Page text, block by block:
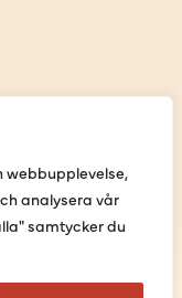
webbupplevelse,
analysera vår
samtycker du